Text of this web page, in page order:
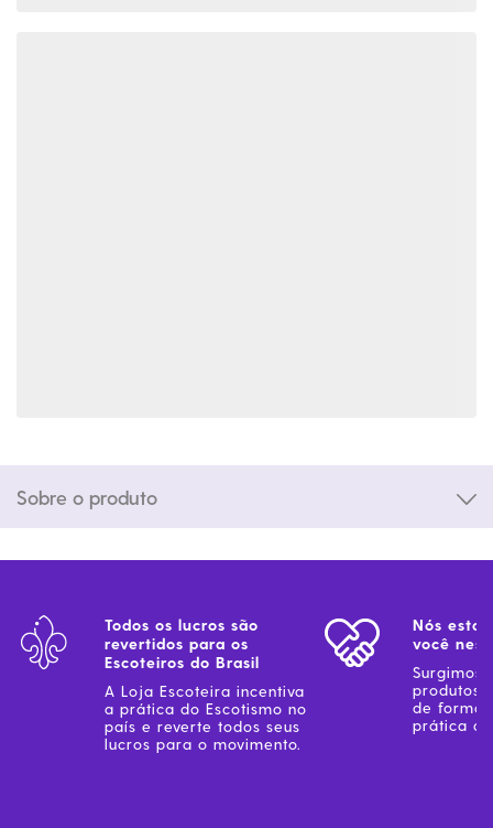
Sobre o produto
Todos os lucros são
revertidos para os
Escoteiros do Brasil
A Loja Escoteira incentiva
a prática do Escotismo no
país e reverte todos seus
lucros para o movimento.
Nós
você
Surgimos
produtos
de forma
prática